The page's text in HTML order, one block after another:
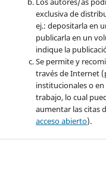
exclusiva de
ej.: depositarla en
publicarla en un
indique la
Se permite y
través de Internet
institucionales o
trabajo, lo cual
aumentar las citas
acceso abierto).